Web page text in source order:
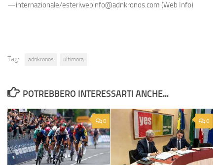
—internazionale/esteriwebinfo@adnkronos.com (Web Info)
Tag: adnkronos ultimora
POTREBBERO INTERESSARTI ANCHE...
0 0